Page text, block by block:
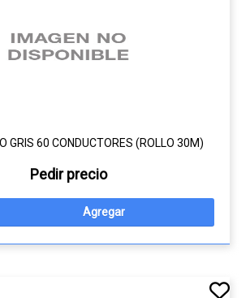
GRIS 60 CONDUCTORES (ROLLO 30M)
Pedir precio